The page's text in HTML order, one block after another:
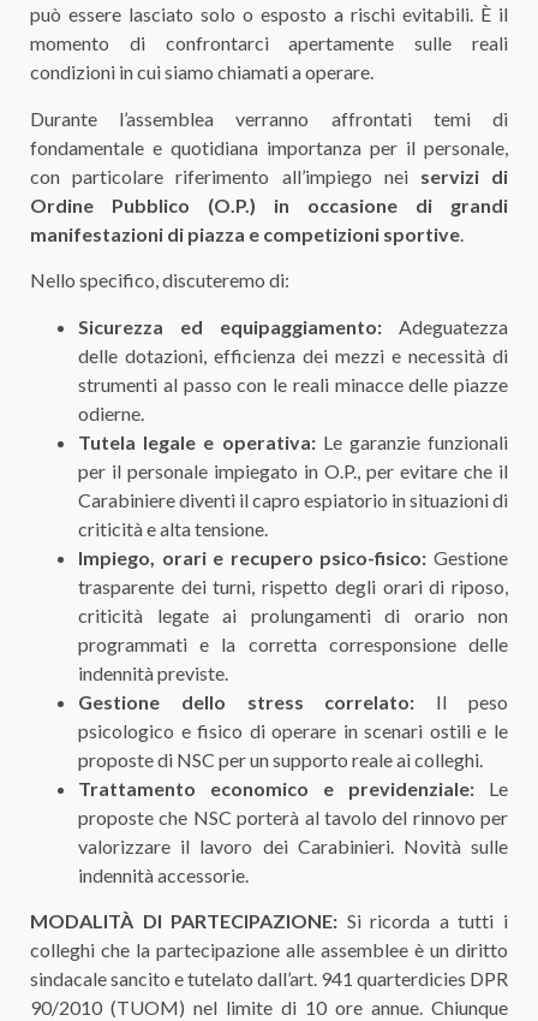
può essere lasciato solo o esposto a rischi evitabili. È il
momento di confrontarci apertamente sulle reali
condizioni in cui siamo chiamati a operare.
Durante l’assemblea verranno affrontati temi di
fondamentale e quotidiana importanza per il personale,
con particolare riferimento all’impiego nei servizi di
Ordine Pubblico (O.P.) in occasione di grandi
manifestazioni di piazza e competizioni sportive
Nello specifico, discuteremo di:
Sicurezza ed equipaggiamento: Adeguatezza
delle dotazioni, efficienza dei mezzi e necessità di
strumenti al passo con le reali minacce delle piazze
odierne.
Tutela legale e operativa:Le garanzie funzionali
per il personale impiegato in O.P., per evitare che il
Carabiniere diventi il capro espiatorio in situazioni di
criticità e alta tensione.
Impiego, orari e recupero psico-fisico: Gestione
trasparente dei turni, rispetto degli orari di riposo,
criticità legate ai prolungamenti di orario non
programmati e la corretta corresponsione delle
indennità previste.
Gestione dello stress correlato: Il peso
psicologico e fisico di operare in scenari ostili e le
proposte di NSC per un supporto reale ai colleghi.
Trattamento economico e previdenziale: Le
proposte che NSC porterà al tavolo del rinnovo per
valorizzare il lavoro dei Carabinieri. Novità sulle
indennità accessorie.
MODALITÀ DI PARTECIPAZIONE: Si ricorda a tutti i
colleghi che la partecipazione alle assemblee è un diritto
sindacale sancito e tutelato dall’art. 941 quarterdicies DPR
90/2010 (TUOM) nel limite di 10 ore annue. Chiunque